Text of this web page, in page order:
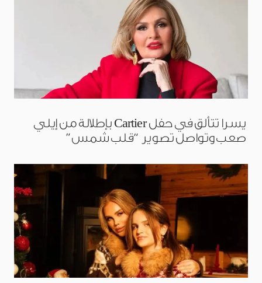
يسرا تتألق في حفل Cartier بإطلالة من إيلي
صعب وتواصل تصوير “قلب شمس”